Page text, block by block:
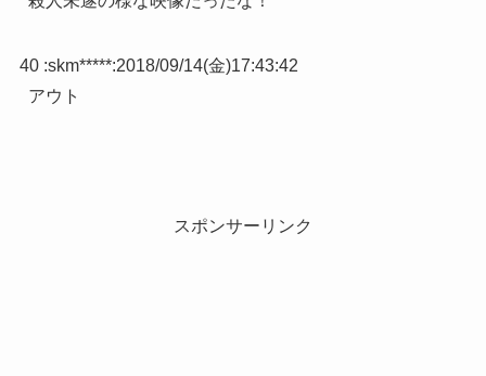
40 :skm*****:2018/09/14(金)17:43:42
アウト
スポンサーリンク